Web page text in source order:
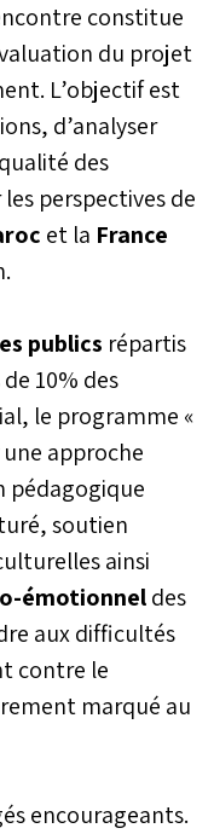
constitue
du projet
L’objectif est
d’analyser
des
perspectives de
et la France
publics répartis
10% des
le programme «
approche
pédagogique
soutien
ainsi
émotionneldes
aux difficultés
contre le
marqué au
encourageants.